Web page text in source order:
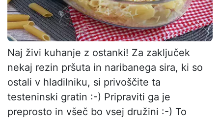
Naj živi kuhanje z ostanki! Za zaključek
nekaj rezin pršuta in naribanega sira, ki so
ostali v hladilniku, si privoščite ta
testeninski gratin :-) Pripraviti ga je
preprosto in všeč bo vsej družini :-) To